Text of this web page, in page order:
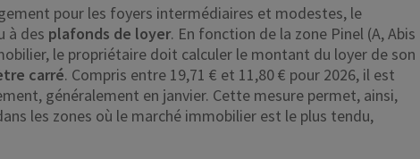
pour les foyers intermédiaires et modestes, le
à des plafonds de loyer. En fonction de la zone Pinel (A, Abis
le propriétaire doit calculer le montant du loyer de son
carré. Compris entre 19,71 € et 11,80 € pour 2026, il est
généralement en janvier. Cette mesure permet, ainsi,
les zones où le marché immobilier est le plus tendu,